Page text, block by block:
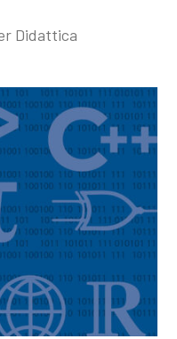
Didattica